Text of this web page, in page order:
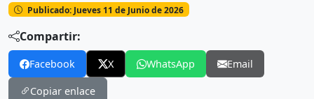
Publicado: Jueves 11 de Junio de 2026
Compartir:
Facebook X WhatsApp Email
Copiar enlace